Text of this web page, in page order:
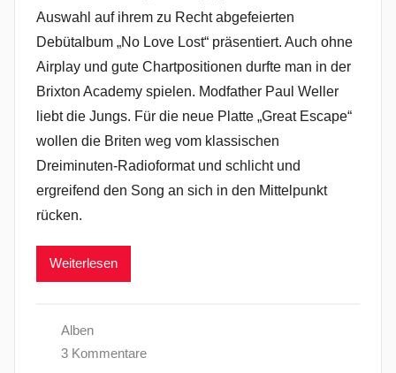
Auswahl auf ihrem zu Recht abgefeierten
Debütalbum „No Love Lost“ präsentiert. Auch ohne
Airplay und gute Chartpositionen durfte man in der
Brixton Academy spielen. Modfather Paul Weller
liebt die Jungs. Für die neue Platte „Great Escape“
wollen die Briten weg vom klassischen
Dreiminuten-Radioformat und schlicht und
ergreifend den Song an sich in den Mittelpunkt
rücken.
Weiterlesen
Alben
3 Kommentare